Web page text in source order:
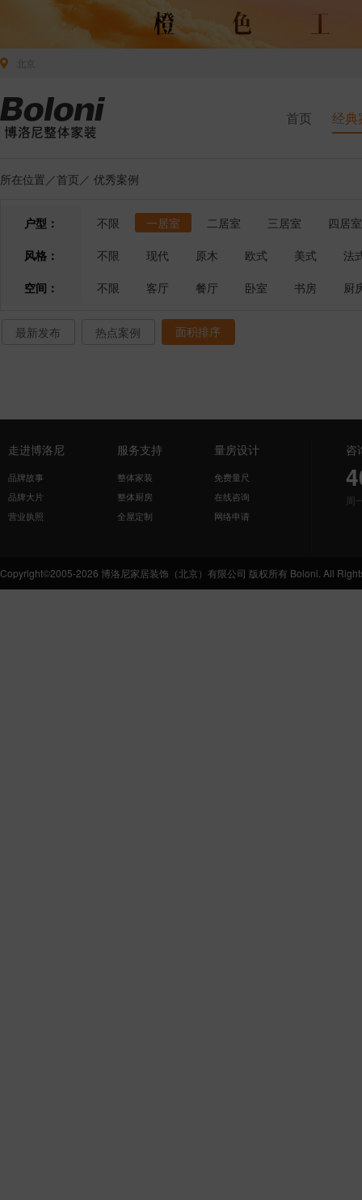
首页 经典
所在位置／首页 ／ 优秀案例
户型： 不限 一居室 二居室 三居室
四居室
风格：
不限 现代 原木 欧式 美式
法
空间：
不限 客厅 餐厅 卧室 书房 厨
最新发布 热点案例 面积排序
走进博洛尼
品牌故事
品牌大片
营业执照
服务支持
整体家装
整体厨房
全屋定制
量房设计
免费量尺
在线咨询
网络申请
咨
周
Copyright©2005-2026 博洛尼家居装饰（北京）有限公司 版权所有 Boloni. All